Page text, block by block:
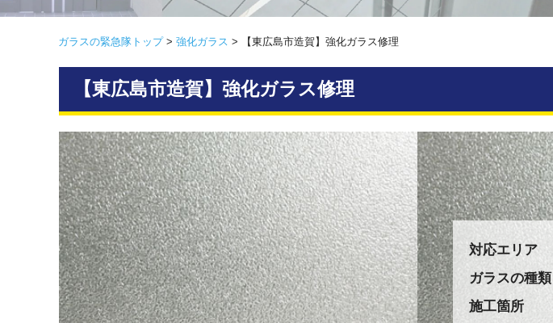
ガラスの緊急隊トップ> 強化ガラス > 【東広島市造賀】強化ガラス修理
【東広島市造賀】強化ガラス修理
対応エリア
ガラスの種類
施工箇所